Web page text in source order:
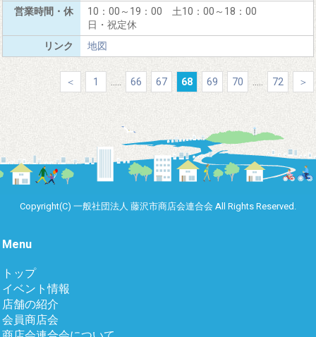
10：00～19：00 土10：00～18：00
日・祝定休
地図
＜ 1 ..... 66 67 68 69 70 ..... 72 ＞
Copyright(C) 一般社団法人 藤沢市商店会連合会 All Rights Reserved.
Menu
トップ
イベント情報
店舗の紹介
会員商店会